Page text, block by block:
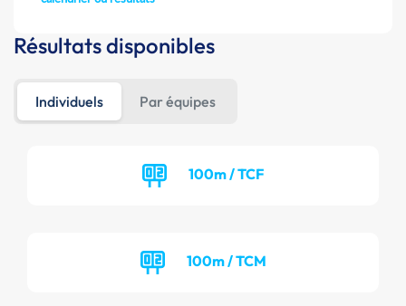
Résultats disponibles
Individuels Par équipes
100m / TCF
100m / TCM